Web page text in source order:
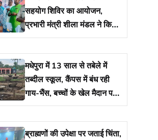
सहयोग शिविर का आयोजन,
प्रभारी मंत्री शीला मंडल ने किया
शुभारंभ
मधेपुरा में 13 साल से तबेले में
तब्दील स्कूल, कैंपस में बंध रही
गाय-भैंस, बच्चों के खेल मैदान पर
रखा है 17 नाद
ब्राह्मणों की उपेक्षा पर जताई चिंता,